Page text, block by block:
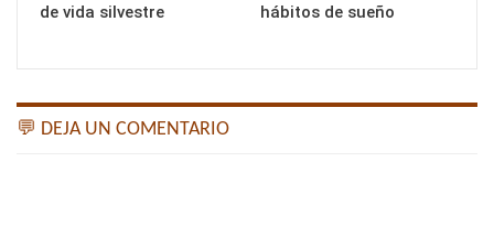
de vida silvestre
hábitos de sueño
💬 DEJA UN COMENTARIO